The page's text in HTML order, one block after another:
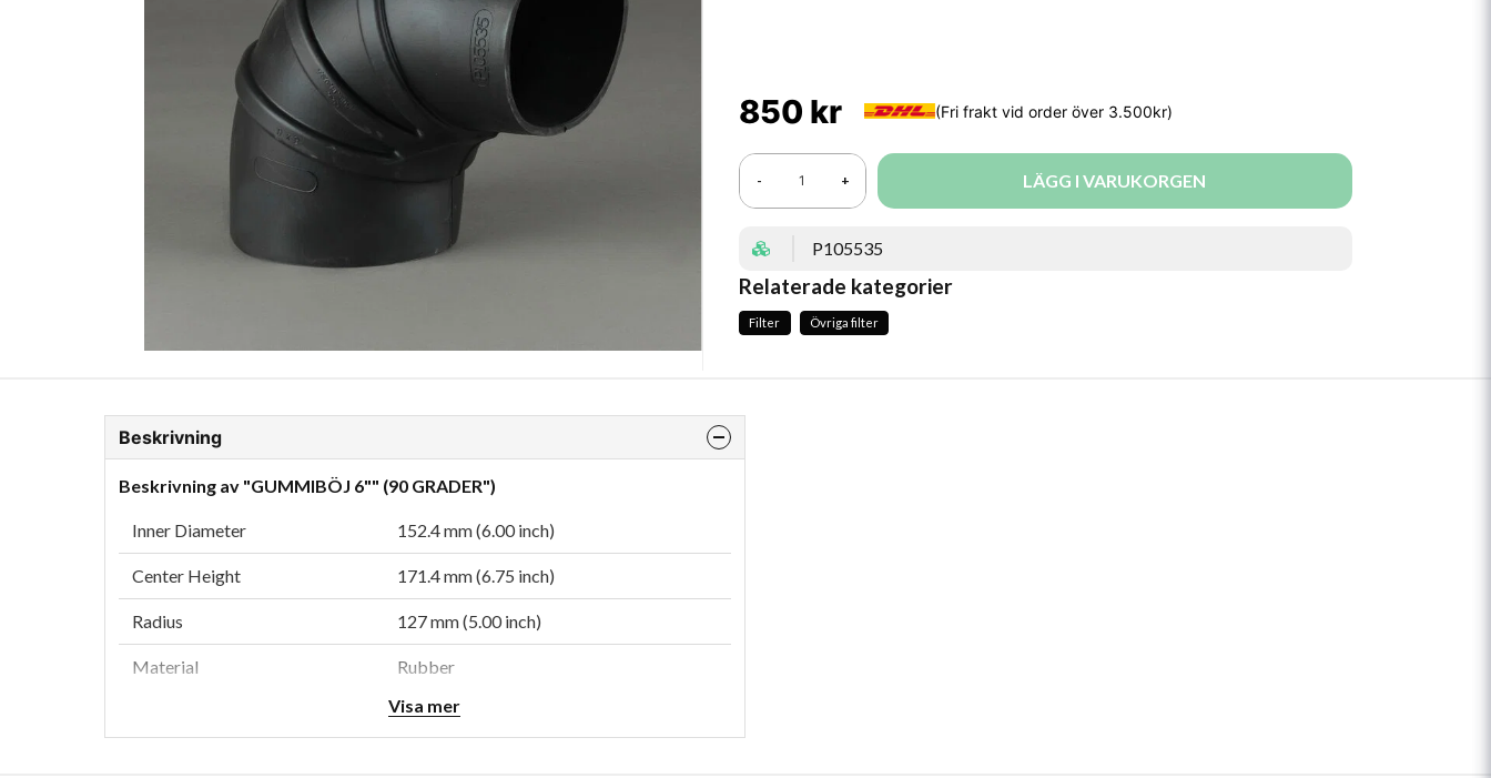
Q8-Produkter
Motorolja lätta fordon
Fordonskem
Motorolja tunga fordon
850 kr
- + LÄGG I VARUKORGEN
P105535
Relaterade kategorier
Filter Övriga filter
Beskrivning
Beskrivning av "GUMMIBÖJ 6"" (90 GRADER")
Inner Diameter 152.4 mm (6.00 inch)
Center Height 171.4 mm (6.75 inch)
Radius 127 mm (5.00 inch)
Material Rubber
90 Degrees
Visa mer